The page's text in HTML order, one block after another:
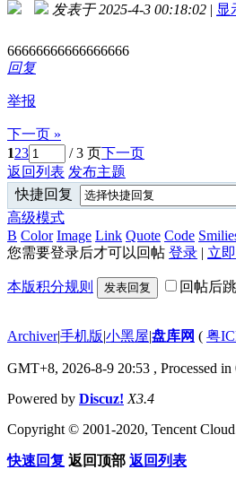
发表于 2025-4-3 00:18:02 | 显
66666666666666666
回复
举报
下一页 »
123 / 3 页下一页
返回列表 发布主题
快捷回复
高级模式
B Color Image Link Quote Code
您需要登录后才可以回帖 登录 | 立
本版积分规则 发表回复 回帖后
Archiver|手机版|小黑屋|盘库网 ( 粤
GMT+8, 2026-8-9 20:53 , Processed
Powered by Discuz! X3.4
Copyright © 2001-2020, Tencent
快速回复 返回顶部 返回列表